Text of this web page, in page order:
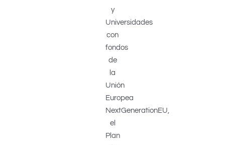
y
Universidades
con
fondos
de
la
Unión
Europea
NextGenerationEU,
el
Plan